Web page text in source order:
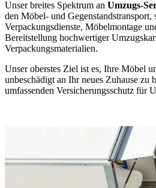
Unser breites Spektrum an Umzugs-
den Möbel- und Gegenstandstransport,
Verpackungsdienste, Möbelmontage
Bereitstellung hochwertiger
Verpackungsmaterialien.
Unser oberstes Ziel ist es, Ihre Möbel
unbeschädigt an Ihr neues Zuhause zu
umfassenden Versicherungsschutz für